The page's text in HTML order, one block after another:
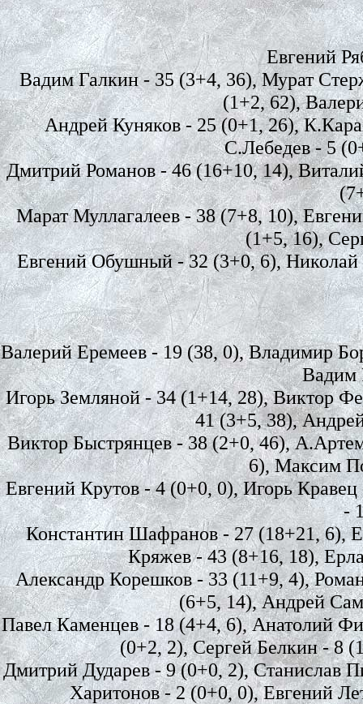
Евгений
Вадим Галкин - 35 (3+4, 36), Мурат
(1+2, 62),
Андрей Куняков - 25 (0+1, 26),
С.Лебедев - 5
Дмитрий Романов - 46 (16+10, 14),
Марат Муллагалеев - 38 (7+8, 10),
(1+5, 16),
Евгений Обушный - 32 (3+0, 6),
Валерий Еремеев - 19 (38, 0), Владимир
Вадим
Игорь Земляной - 34 (1+14, 28), Виктор
41 (3+5, 38),
Виктор Быстрянцев - 38 (2+0, 46),
6), Максим
Евгений Крутов - 4 (0+0, 0), Игорь
-
Константин Шафранов - 27 (18+21, 6),
Кряжев - 43 (8+16, 18),
Александр Корешков - 33 (11+9, 4),
(6+5, 14), Андрей
Павел Каменцев - 18 (4+4, 6), Анатолий
(0+2, 2), Сергей Белкин - 8
Дмитрий Дударев - 9 (0+0, 2), Станислав
Харитонов - 2 (0+0, 0), Евгений